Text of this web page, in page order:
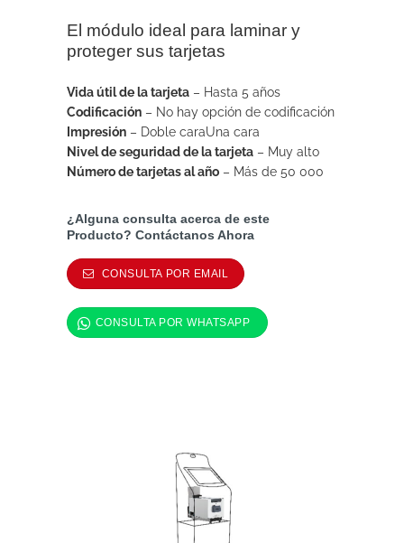
El módulo ideal para laminar y
proteger sus tarjetas
Vida útil de la tarjeta – Hasta 5 años
Codificación – No hay opción de codificación
Impresión – Doble caraUna cara
Nivel de seguridad de la tarjeta – Muy alto
Número de tarjetas al año – Más de 50 000
¿Alguna consulta acerca de este
Producto? Contáctanos Ahora